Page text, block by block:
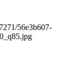
56e3b607-